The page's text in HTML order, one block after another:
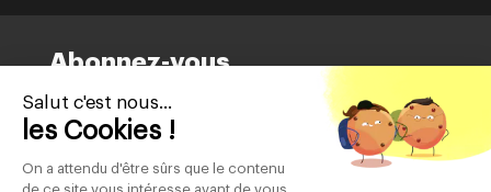
Abonnez-vous
Salut c'est nous...
les Cookies !
On a attendu d'être sûrs que le contenu
de ce site vous intéresse avant de vous